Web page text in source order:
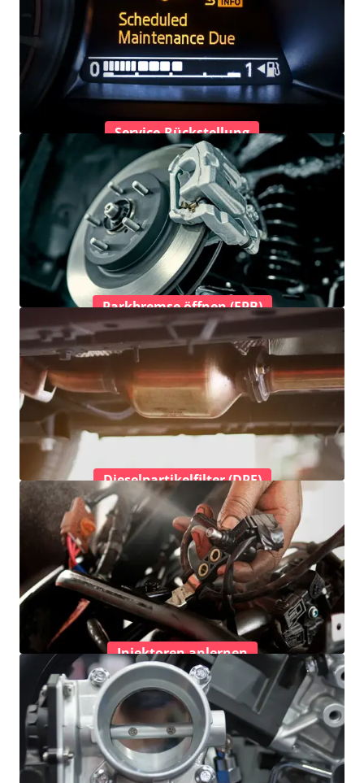
Service-Rückstellung
Parkbremse öffnen (EPB)
Dieselpartikelfilter (DPF)
Injektoren anlernen